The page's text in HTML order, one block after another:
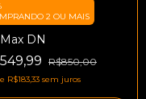
2 OU MAIS
DN
R$850,00
R$183,33 sem juros